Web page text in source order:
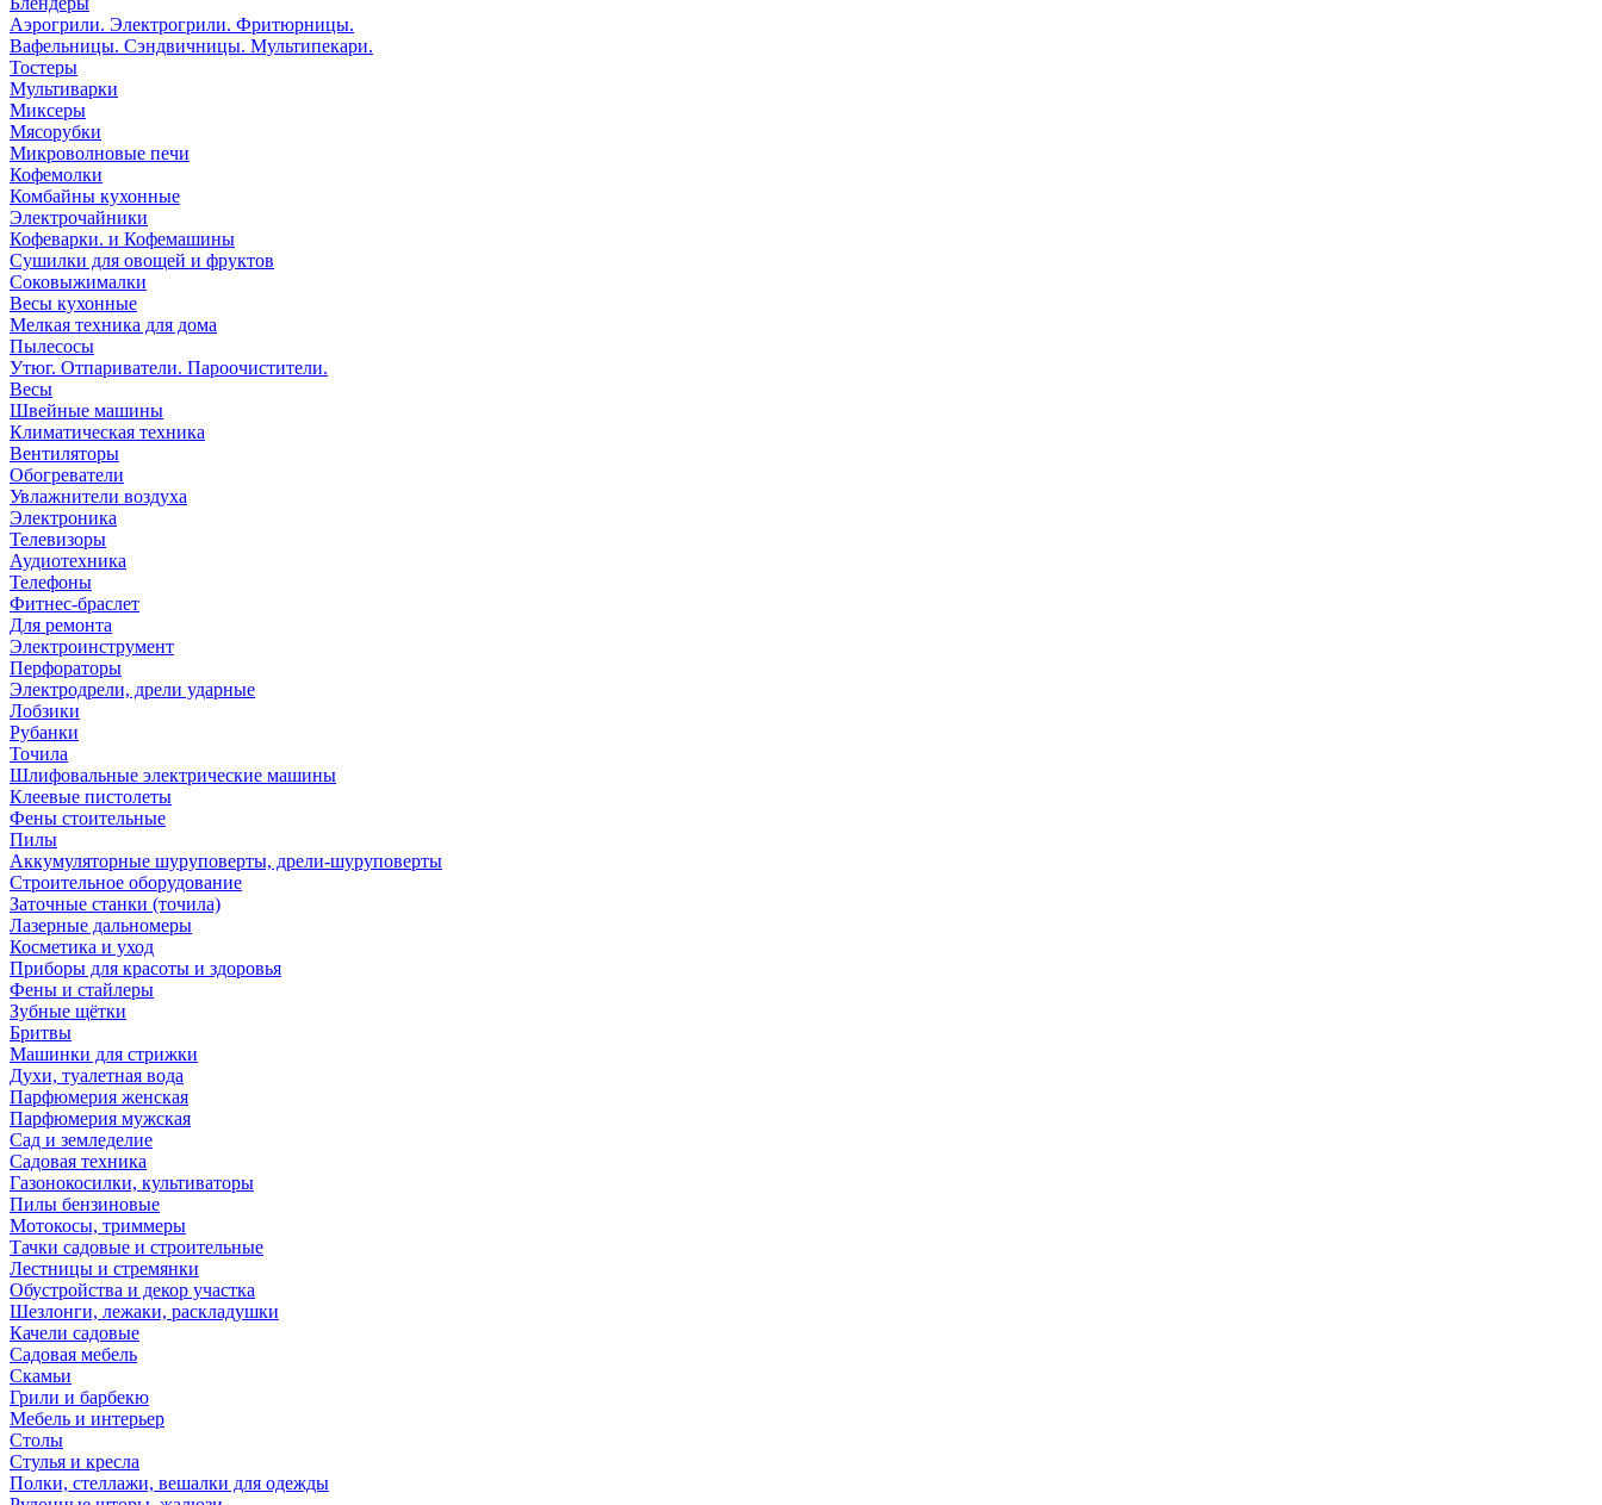
Аэрогрили. Электрогрили. Фритюрницы.
Вафельницы. Сэндвичницы. Мультипекари.
Тостеры
Мультиварки
Миксеры
Мясорубки
Микроволновые печи
Кофемолки
Комбайны кухонные
Электрочайники
Кофеварки. и Кофемашины
Сушилки для овощей и фруктов
Соковыжималки
Весы кухонные
Мелкая техника для дома
Пылесосы
Утюг. Отпариватели. Пароочистители.
Весы
Швейные машины
Климатическая техника
Вентиляторы
Обогреватели
Увлажнители воздуха
Электроника
Телевизоры
Аудиотехника
Телефоны
Фитнес-браслет
Для ремонта
Электроинструмент
Перфораторы
Электродрели, дрели ударные
Лобзики
Рубанки
Точила
Шлифовальные электрические машины
Клеевые пистолеты
Фены стоительные
Пилы
Аккумуляторные шуруповерты, дрели-шуруповерты
Строительное оборудование
Заточные станки (точила)
Лазерные дальномеры
Косметика и уход
Приборы для красоты и здоровья
Фены и стайлеры
Зубные щётки
Бритвы
Машинки для стрижки
Духи, туалетная вода
Парфюмерия женская
Парфюмерия мужская
Сад и земледелие
Садовая техника
Газонокосилки, культиваторы
Пилы бензиновые
Мотокосы, триммеры
Тачки садовые и строительные
Лестницы и стремянки
Обустройства и декор участка
Шезлонги, лежаки, раскладушки
Качели садовые
Садовая мебель
Скамьи
Грили и барбекю
Мебель и интерьер
Столы
Стулья и кресла
Полки, стеллажи, вешалки для одежды